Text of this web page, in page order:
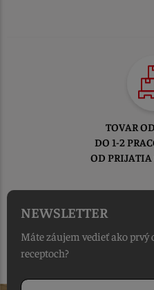
TOVAR
DO 1-2
OD
NEWSLETTER
Máte záujem vedieť ako
receptoch?